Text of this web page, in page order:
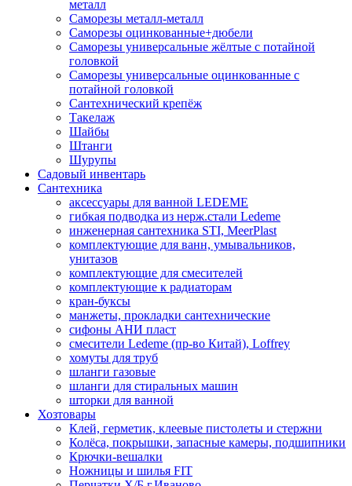
металл
Саморезы металл-металл
Саморезы оцинкованные+дюбели
Саморезы универсальные жёлтые с потайной
головкой
Саморезы универсальные оцинкованные с
потайной головкой
Сантехнический крепёж
Такелаж
Шайбы
Штанги
Шурупы
Садовый инвентарь
Сантехника
аксессуары для ванной LEDEME
гибкая подводка из нерж.стали Ledeme
инженерная сантехника STI, MeerPlast
комплектующие для ванн, умывальников,
унитазов
комплектующие для смесителей
комплектующие к радиаторам
кран-буксы
манжеты, прокладки сантехнические
сифоны АНИ пласт
смесители Ledeme (пр-во Китай), Loffrey
хомуты для труб
шланги газовые
шланги для стиральных машин
шторки для ванной
Хозтовары
Клей, герметик, клеевые пистолеты и стержни
Колёса, покрышки, запасные камеры, подшипники
Крючки-вешалки
Ножницы и шилья FIT